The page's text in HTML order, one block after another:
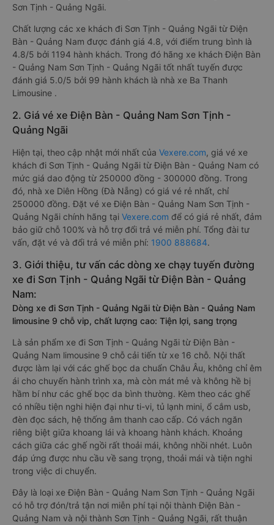
Sơn Tịnh - Quảng Ngãi.
Chất lượng các xe khách đi Sơn Tịnh - Quảng Ngãi từ Điện
Bàn - Quảng Nam được đánh giá 4.8, với điểm trung bình là
4.8/5 bởi 1194 hành khách. Trong đó hãng xe khách Điện Bàn
- Quảng Nam Sơn Tịnh - Quảng Ngãi tốt nhất tuyến được
đánh giá 5.0/5 bởi 99 hành khách là nhà xe Ba Thanh
Limousine .
2. Giá vé xe Điện Bàn - Quảng Nam Sơn Tịnh -
Quảng Ngãi
Hiện tại, theo cập nhật mới nhất của Vexere.com, giá vé xe
khách đi Sơn Tịnh - Quảng Ngãi từ Điện Bàn - Quảng Nam có
mức giá dao động từ 250000 đồng - 300000 đồng. Trong
đó, nhà xe Diên Hồng (Đà Nẵng) có giá vé rẻ nhất, chỉ
250000 đồng. Đặt vé xe Điện Bàn - Quảng Nam Sơn Tịnh -
Quảng Ngãi chính hãng tại Vexere.com để có giá rẻ nhất, đảm
bảo giữ chỗ 100% và hỗ trợ đổi trả vé miễn phí. Tổng đài tư
vấn, đặt vé và đổi trả vé miễn phí: 1900 888684.
3. Giới thiệu, tư vấn các dòng xe chạy tuyến đường
xe đi Sơn Tịnh - Quảng Ngãi từ Điện Bàn - Quảng
Nam:
Dòng xe đi Sơn Tịnh - Quảng Ngãi từ Điện Bàn - Quảng Nam
limousine 9 chỗ vip, chất lượng cao: Tiện lợi, sang trọng
Là sản phẩm xe đi Sơn Tịnh - Quảng Ngãi từ Điện Bàn -
Quảng Nam limousine 9 chỗ cải tiến từ xe 16 chỗ. Nội thất
được làm lại với các ghế bọc da chuẩn Châu Âu, không chỉ êm
ái cho chuyến hành trình xa, mà còn mát mẻ và không hề bị
hầm bí như các ghế bọc da bình thường. Kèm theo các ghế
có nhiều tiện nghi hiện đại như ti-vi, tủ lạnh mini, ổ cắm usb,
đèn đọc sách, hệ thống âm thanh cao cấp. Có vách ngăn
riêng biệt giữa khoang lái và khoang hành khách. Khoảng
cách giữa các ghế ngồi rất thoải mái, không nhồi nhét. Luôn
đáp ứng được nhu cầu về sang trọng, thoải mái và tiện nghi
trong việc di chuyển.
Đây là loại xe Điện Bàn - Quảng Nam Sơn Tịnh - Quảng Ngãi
có hỗ trợ đón/trả tận nơi miễn phí tại nội thành Điện Bàn -
Quảng Nam và nội thành Sơn Tịnh - Quảng Ngãi, rất thuận